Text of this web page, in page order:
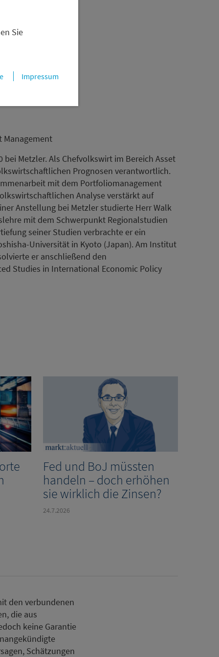
Sie
Impressum
Management
bei Metzler. Als Chefvolkswirt im Bereich Asset
Prognosen verantwortlich.
mit dem Portfoliomanagement
Analyse verstärkt auf
Anstellung bei Metzler studierte Herr Walk
mit dem Schwerpunkt Regionalstudien
seiner Studien verbrachte er ein
Universität in Kyoto (Japan). Am Institut
er anschließend den
Studies in International Economic Policy
Fed und BoJ müssten
handeln – doch erhöhen
sie wirklich die Zinsen?
24.7.2026
den verbundenen
die aus
keine Garantie
Schätzungen